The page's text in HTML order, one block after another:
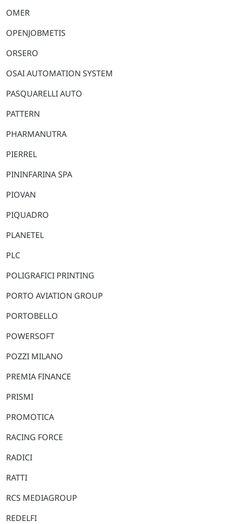
OMER
OPENJOBMETIS
ORSERO
OSAI AUTOMATION SYSTEM
PASQUARELLI AUTO
PATTERN
PHARMANUTRA
PIERREL
PININFARINA SPA
PIOVAN
PIQUADRO
PLANETEL
PLC
POLIGRAFICI PRINTING
PORTO AVIATION GROUP
PORTOBELLO
POWERSOFT
POZZI MILANO
PREMIA FINANCE
PRISMI
PROMOTICA
RACING FORCE
RADICI
RATTI
RCS MEDIAGROUP
REDELFI